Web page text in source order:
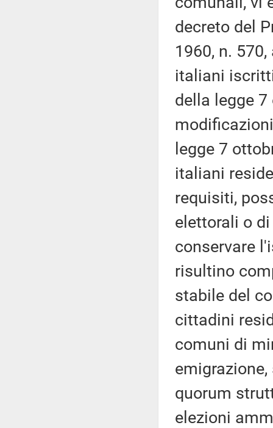
decreto del
1960, n.
italiani
della legge 7
legge 7
italiani
requisiti,
elettorali o
conservare
risultino
stabile del
cittadini
comuni di
quorum
elezioni